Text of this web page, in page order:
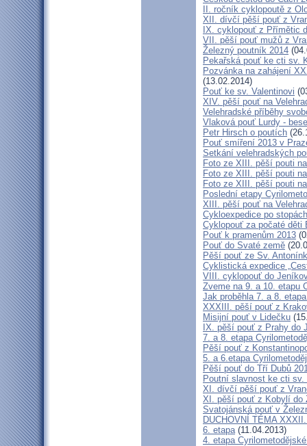
II. ročník cyklopoutě z
XII. dívčí pěší pouť z
IX. cyklopouť z Přímětic
VII. pěší pouť mužů z
Železný poutník 2014
Pekařská pouť ke cti sv.
Pozvánka na zahájení
(13.02.2014)
Pouť ke sv. Valentinovi
XIV. pěší pouť na
Velehradské příběhy
Vlaková pouť Lurdy -
Petr Hirsch o poutích
Pouť smíření 2013 v
Setkání velehradských
Foto ze XIII. pěší pouti
Foto ze XIII. pěší pouti
Foto ze XIII. pěší pouti
Poslední etapy
XIII. pěší pouť na
Cykloexpedice po
Cyklopouť za počaté děti
Pouť k pramenům 2013
Pouť do Svaté země
Pěší pouť ze Sv.
Cyklistická expedice
VIII. cyklopouť do
Zveme na 9. a 10. etapu
Jak proběhla 7. a 8.
XXXIII. pěší pouť z
Misijní pouť v Lidečku
IX. pěší pouť z Prahy do
7. a 8. etapa
Pěší pouť z
5. a 6.etapa
Pěší pouť do Tří Dubů
Poutní slavnost ke cti sv.
XI. dívčí pěší pouť z
XI. pěší pouť z Kobylí do
Svatojánská pouť v
DUCHOVNÍ TÉMA
6. etapa(11.04.2013)
4. etapa